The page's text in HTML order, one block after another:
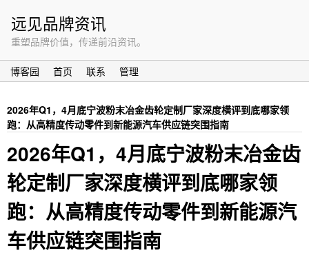
远见品牌资讯
重塑品牌价值，传递前沿资讯。
博客园 首页 联系 管理
2026年Q1，4月底宁波粉末冶金齿轮定制厂家深度横评到底哪家领
跑：从高精度传动零件到新能源汽车供应链突围指南
2026年Q1，4月底宁波粉末冶金齿
轮定制厂家深度横评到底哪家领
跑：从高精度传动零件到新能源汽
车供应链突围指南